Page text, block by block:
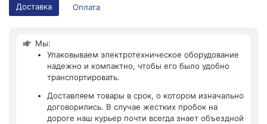
Доставка Оплата
Мы:
Упаковываем электротехническое оборудование
надежно и компактно, чтобы его было удобно
транспортировать.
Доставляем товары в срок, о котором изначально
договорились. В случае жестких пробок на
дороге наш курьер почти всегда знает объездной